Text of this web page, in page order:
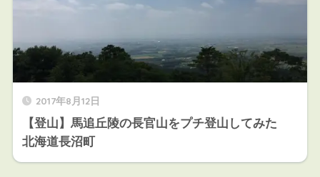
2017年8月12日
【登山】馬追丘陵の長官山をプチ登山してみた
北海道長沼町